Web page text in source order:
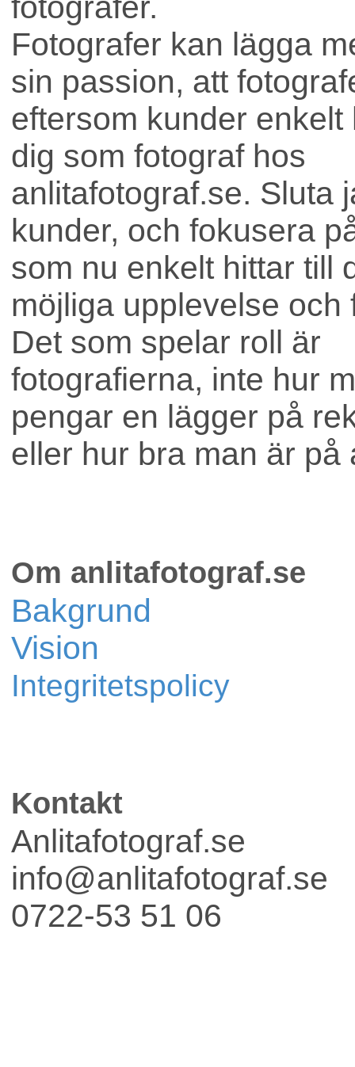
Bostad
Fest
fotografer.
Fotografer kan lägga
sin passion, att
eftersom kunder enkelt
dig som fotograf hos
anlitafotograf.se. Sluta
kunder, och fokusera
som nu enkelt hittar till
möjliga upplevelse och
Det som spelar roll är
fotografierna, inte hur
pengar en lägger på
eller hur bra man är på
Om anlitafotograf.se
Bakgrund
Vision
Integritetspolicy
Kontakt
Anlitafotograf.se
info@anlitafotograf.se
0722-53 51 06